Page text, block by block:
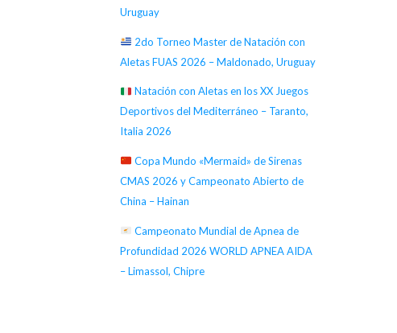
Uruguay
2do Torneo Master de Natación con
Aletas FUAS 2026 – Maldonado, Uruguay
Natación con Aletas en los XX Juegos
Deportivos del Mediterráneo – Taranto,
Italia 2026
Copa Mundo «Mermaid» de Sirenas
CMAS 2026 y Campeonato Abierto de
China – Hainan
Campeonato Mundial de Apnea de
Profundidad 2026 WORLD APNEA AIDA
– Limassol, Chipre